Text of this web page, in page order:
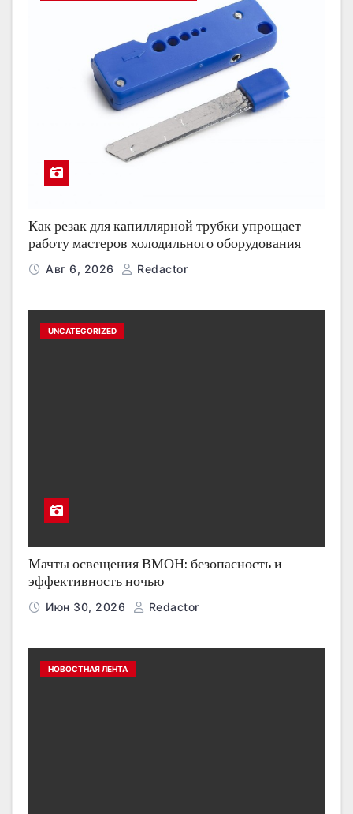
Как резак для капиллярной трубки упрощает
работу мастеров холодильного оборудования
Авг 6, 2026 Redactor
UNCATEGORIZED
Мачты освещения ВМОН: безопасность и
эффективность ночью
Июн 30, 2026 Redactor
НОВОСТНАЯ ЛЕНТА